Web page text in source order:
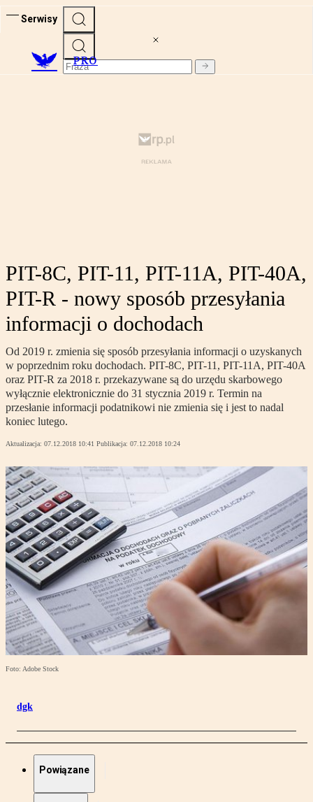
Serwisy
PRO
PIT-8C, PIT-11, PIT-11A, PIT-40A,
PIT-R - nowy sposób przesyłania
informacji o dochodach
Od 2019 r. zmienia się sposób przesyłania informacji o uzyskanych
w poprzednim roku dochodach. PIT-8C, PIT-11, PIT-11A, PIT-40A
oraz PIT-R za 2018 r. przekazywane są do urzędu skarbowego
wyłącznie elektronicznie do 31 stycznia 2019 r. Termin na
przesłanie informacji podatnikowi nie zmienia się i jest to nadal
koniec lutego.
Aktualizacja: 07.12.2018 10:41 Publikacja: 07.12.2018 10:24
Foto: Adobe Stock
dgk
Powiązane